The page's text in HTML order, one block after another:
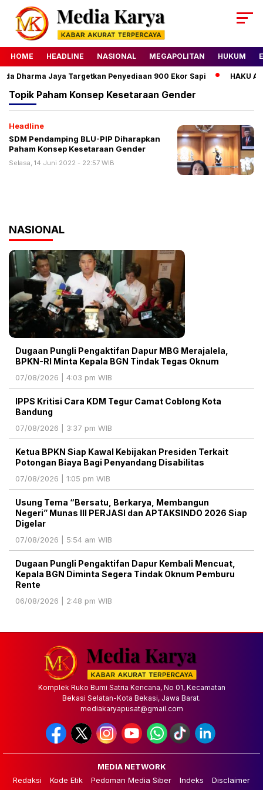
HOME HEADLINE NASIONAL MEGAPOLITAN HUKUM
Dharma Jaya Targetkan Penyediaan 900 Ekor Sapi HAKU
Topik Paham Konsep Kesetaraan Gender
Headline
SDM Pendamping BLU-PIP Diharapkan
Paham Konsep Kesetaraan Gender
Selasa, 14 Juni 2022 - 22:57 WIB
NASIONAL
Dugaan Pungli Pengaktifan Dapur MBG Merajalela,
BPKN-RI Minta Kepala BGN Tindak Tegas Oknum
07/08/2026 | 4:03 pm WIB
IPPS Kritisi Cara KDM Tegur Camat Coblong Kota
Bandung
07/08/2026 | 3:37 pm WIB
Ketua BPKN Siap Kawal Kebijakan Presiden Terkait
Potongan Biaya Bagi Penyandang Disabilitas
07/08/2026 | 1:05 pm WIB
Usung Tema “Bersatu, Berkarya, Membangun
Negeri” Munas III PERJASI dan APTAKSINDO 2026 Siap
Digelar
07/08/2026 | 5:54 am WIB
Dugaan Pungli Pengaktifan Dapur Kembali Mencuat,
Kepala BGN Diminta Segera Tindak Oknum Pemburu
Rente
06/08/2026 | 2:48 pm WIB
Komplek Ruko Bumi Satria Kencana, No 01, Kecamatan
Bekasi Selatan-Kota Bekasi, Jawa Barat.
mediakaryapusat@gmail.com
MEDIA NETWORK
Redaksi
Kode Etik Pedoman Media Siber Indeks
Disclaimer